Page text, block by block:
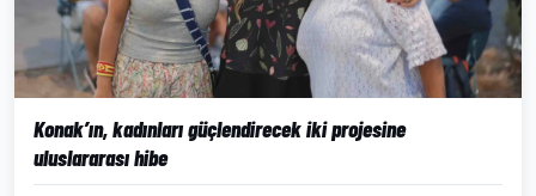
Konak’ın, kadınları güçlendirecek iki projesine
uluslararası hibe